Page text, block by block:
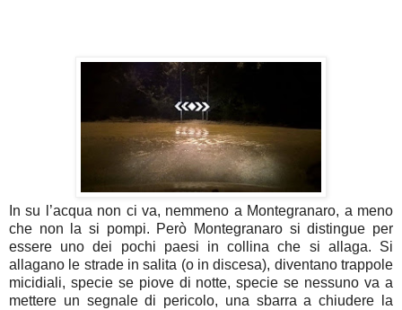
In su l’acqua non ci va, nemmeno a Montegranaro, a meno
che non la si pompi. Però Montegranaro si distingue per
essere uno dei pochi paesi in collina che si allaga. Si
allagano le strade in salita (o in discesa), diventano trappole
micidiali, specie se piove di notte, specie se nessuno va a
mettere un segnale di pericolo, una sbarra a chiudere la